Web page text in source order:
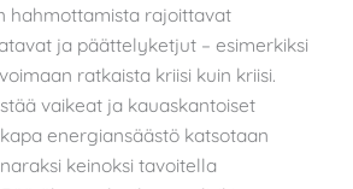
hahmottamista rajoittavat
ja päättelyketjut – esimerkiksi
ratkaista kriisi kuin kriisi.
vaikeat ja kauaskantoiset
energiansäästö katsotaan
keinoksi tavoitella